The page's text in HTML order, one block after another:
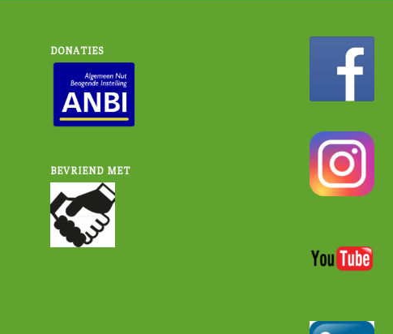
DONATIES
BEVRIEND MET